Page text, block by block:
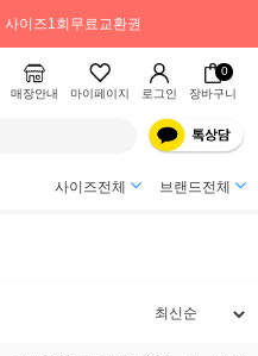
사이즈1회무료교환권
매장안내 마이페이지 로그인
0
장바구니
사이즈전체 브랜드전체